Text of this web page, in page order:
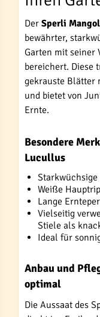
Der Sperli
bewährter,
Garten mit seiner
bereichert. Diese
gekrauste Blätter
und bietet von
Ernte.
Besondere
Lucullus
Weiße
Lange
Vielseitig
Stiele als
Ideal für
Anbau und
optimal
Die Aussaat des